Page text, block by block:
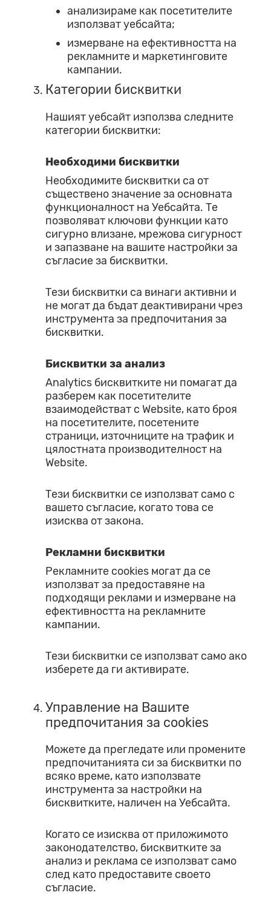
анализираме как посетителите
използват уебсайта;
измерване на ефективността на
рекламните и маркетинговите
кампании.
Категории бисквитки
Нашият уебсайт използва следните
категории бисквитки:
Необходими бисквитки
Необходимите бисквитки са от
съществено значение за основната
функционалност на Уебсайта. Те
позволяват ключови функции като
сигурно влизане, мрежова сигурност
и запазване на вашите настройки за
съгласие за бисквитки.
Тези бисквитки са винаги активни и
не могат да бъдат деактивирани чрез
инструмента за предпочитания за
бисквитки.
Бисквитки за анализ
Analytics бисквитките ни помагат да
разберем как посетителите
взаимодействат с Website, като броя
на посетителите, посетените
страници, източниците на трафик и
цялостната производителност на
Website.
Тези бисквитки се използват само с
вашето съгласие, когато това се
изисква от закона.
Рекламни бисквитки
Рекламните cookies могат да се
използват за предоставяне на
подходящи реклами и измерване на
ефективността на рекламните
кампании.
Тези бисквитки се използват само ако
изберете да ги активирате.
Управление на Вашите
предпочитания за cookies
Можете да прегледате или промените
предпочитанията си за бисквитки по
всяко време, като използвате
инструмента за настройки на
бисквитките, наличен на Уебсайта.
Когато се изисква от приложимото
законодателство, бисквитките за
анализ и реклама се използват само
след като предоставите своето
съгласие.